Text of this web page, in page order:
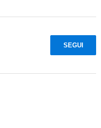
SEGUI